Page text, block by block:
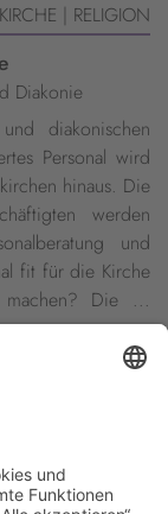
KIRCHE | RELIGION
Diakonie
diakonischen
Personal wird
hinaus. Die
werden
und
fit für die Kirche
Die ...